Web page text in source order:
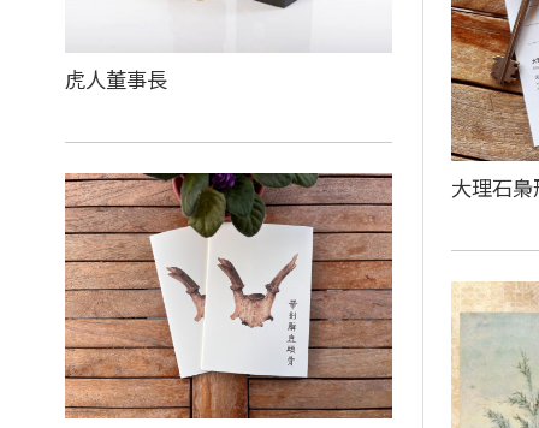
虎人董事長
大理石